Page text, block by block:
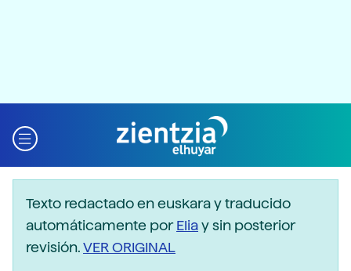
Texto redactado en euskara y traducido
automáticamente porEliay sin posterior
revisión.VER ORIGINAL